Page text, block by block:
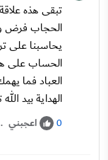
تبقى هذه
الحجاب فرض و
يحاسبنا على
الحساب على
العباد فما
الهداية بيد
0 اعجبني .